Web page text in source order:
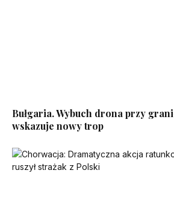
Bułgaria. Wybuch drona przy
wskazuje nowy trop